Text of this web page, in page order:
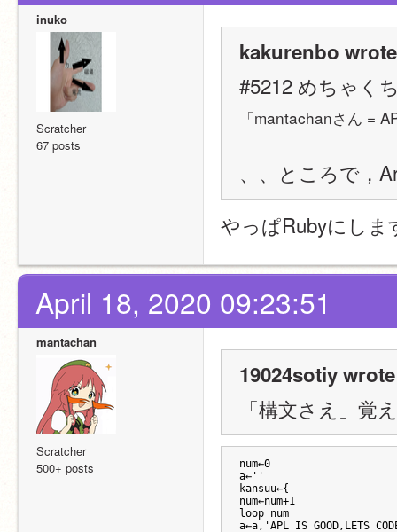
inuko
Scratcher
67 posts
kakurenbo
#5212 めちゃく
「mantachanさん =
、、ところで，
やっぱRubyにし
April 18, 2020 09:23:51
mantachan
Scratcher
500+ posts
19024sotiy
「構文さえ」
num←0
a←''
kansuu←{
num←num+1
loop num
a←a,'APL IS GOOD,LETS